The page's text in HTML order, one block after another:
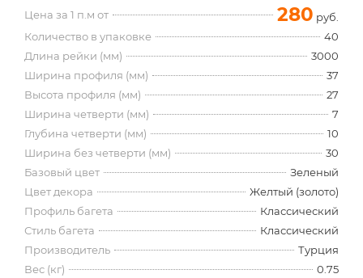
Цена за 1 п.м от 280 руб.
Количество в упаковке
40
Длина рейки (мм)
3000
Ширина профиля (мм)
37
Высота профиля (мм)
27
Ширина четверти (мм)
7
Глубина четверти (мм)
10
Ширина без четверти (мм)
30
Базовый цвет
Зеленый
Цвет декора
Желтый (золото)
Профиль багета
Классический
Стиль багета
Классический
Производитель
Турция
Вес (кг)
0.75